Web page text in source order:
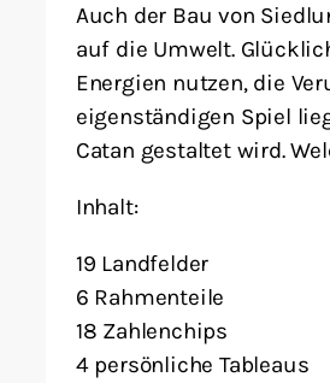
Auch der Bau von
auf die Umwelt.
Energien nutzen, die
eigenständigen Spiel
Catan gestaltet wird.
Inhalt:
19 Landfelder
6 Rahmenteile
18 Zahlenchips
4 persönliche Tableaus